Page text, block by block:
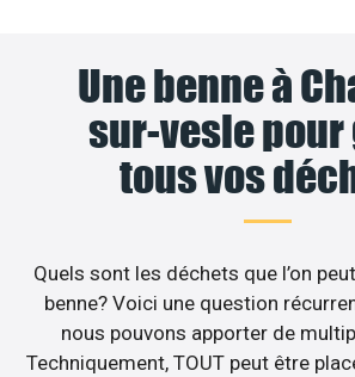
Une benne à
sur-vesle pour
tous vos
Quels sont les déchets que l’on
benne? Voici une question
nous pouvons apporter de
Techniquement, TOUT peut être